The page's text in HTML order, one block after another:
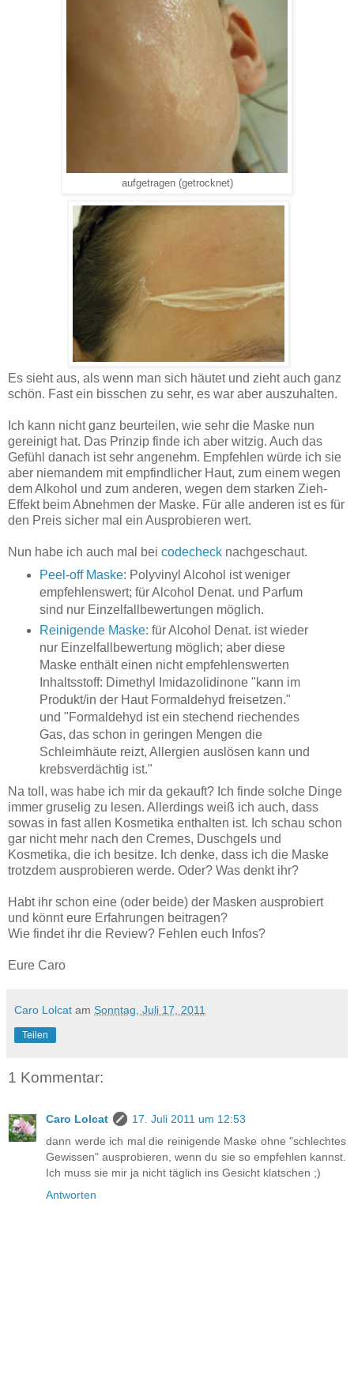
aufgetragen (getrocknet)
Es sieht aus, als wenn man sich häutet und zieht auch ganz
schön. Fast ein bisschen zu sehr, es war aber auszuhalten.
Ich kann nicht ganz beurteilen, wie sehr die Maske nun
gereinigt hat. Das Prinzip finde ich aber witzig. Auch das
Gefühl danach ist sehr angenehm. Empfehlen würde ich sie
aber niemandem mit empfindlicher Haut, zum einem wegen
dem Alkohol und zum anderen, wegen dem starken Zieh-
Effekt beim Abnehmen der Maske. Für alle anderen ist es für
den Preis sicher mal ein Ausprobieren wert.
Nun habe ich auch mal bei codecheck nachgeschaut.
Peel-off Maske: Polyvinyl Alcohol ist weniger
empfehlenswert; für Alcohol Denat. und Parfum
sind nur Einzelfallbewertungen möglich.
Reinigende Maske: für Alcohol Denat. ist wieder
nur Einzelfallbewertung möglich; aber diese
Maske enthält einen nicht empfehlenswerten
Inhaltsstoff: Dimethyl Imidazolidinone "kann im
Produkt/in der Haut Formaldehyd freisetzen."
und "Formaldehyd ist ein stechend riechendes
Gas, das schon in geringen Mengen die
Schleimhäute reizt, Allergien auslösen kann und
krebsverdächtig ist."
Na toll, was habe ich mir da gekauft? Ich finde solche Dinge
immer gruselig zu lesen. Allerdings weiß ich auch, dass
sowas in fast allen Kosmetika enthalten ist. Ich schau schon
gar nicht mehr nach den Cremes, Duschgels und
Kosmetika, die ich besitze. Ich denke, dass ich die Maske
trotzdem ausprobieren werde. Oder? Was denkt ihr?
Habt ihr schon eine (oder beide) der Masken ausprobiert
und könnt eure Erfahrungen beitragen?
Wie findet ihr die Review? Fehlen euch Infos?
Eure Caro
Caro Lolcat am Sonntag, Juli 17, 2011
Teilen
1 Kommentar:
Caro Lolcat
17. Juli 2011 um 12:53
dann werde ich mal die reinigende Maske ohne "schlechtes
Gewissen" ausprobieren, wenn du sie so empfehlen kannst.
Ich muss sie mir ja nicht täglich ins Gesicht klatschen ;)
Antworten